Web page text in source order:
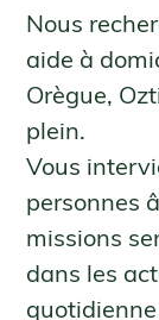
Nous
aide à
Orègue,
plein.
Vous
personnes
missions
dans les
quotidienne